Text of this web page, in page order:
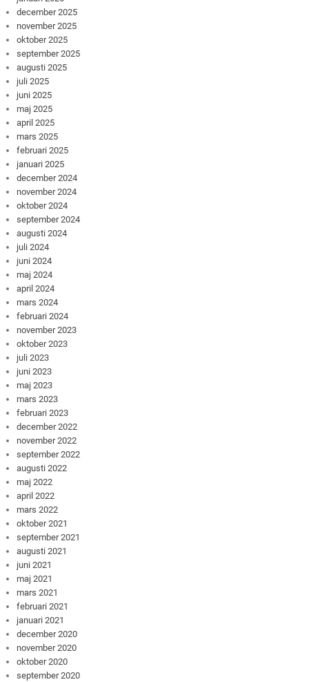
december 2025
november 2025
oktober 2025
september 2025
augusti 2025
juli 2025
juni 2025
maj 2025
april 2025
mars 2025
februari 2025
januari 2025
december 2024
november 2024
oktober 2024
september 2024
augusti 2024
juli 2024
juni 2024
maj 2024
april 2024
mars 2024
februari 2024
november 2023
oktober 2023
juli 2023
juni 2023
maj 2023
mars 2023
februari 2023
december 2022
november 2022
september 2022
augusti 2022
maj 2022
april 2022
mars 2022
oktober 2021
september 2021
augusti 2021
juni 2021
maj 2021
mars 2021
februari 2021
januari 2021
december 2020
november 2020
oktober 2020
september 2020